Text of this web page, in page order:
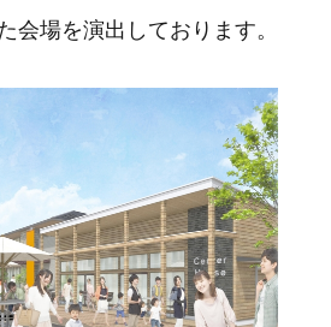
会場を演出しております。